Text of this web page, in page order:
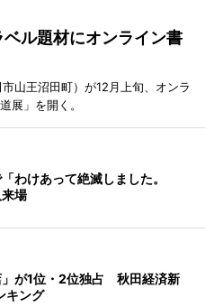
ル題材にオンライン書
山王沼田町）が12月上旬、オンラ
展」を開く。
わけあって絶滅しました。
場
」が1位・2位独占 秋田経済新
キング